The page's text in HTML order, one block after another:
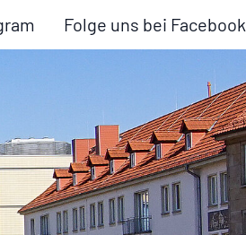
Folge uns bei Facebook